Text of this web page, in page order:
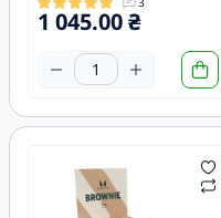
1 045.00 ₴